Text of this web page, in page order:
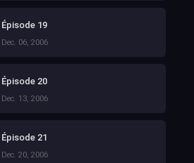
Épisode 19
Dec. 06, 2006
Épisode 20
Dec. 13, 2006
Épisode 21
Dec. 20, 2006